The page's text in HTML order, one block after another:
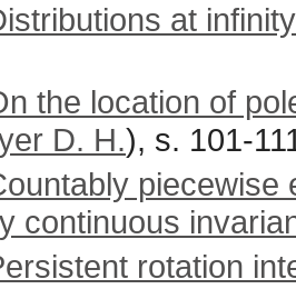
at
the location of
D. H.), s. 101-
piecewise
continuous
rotation